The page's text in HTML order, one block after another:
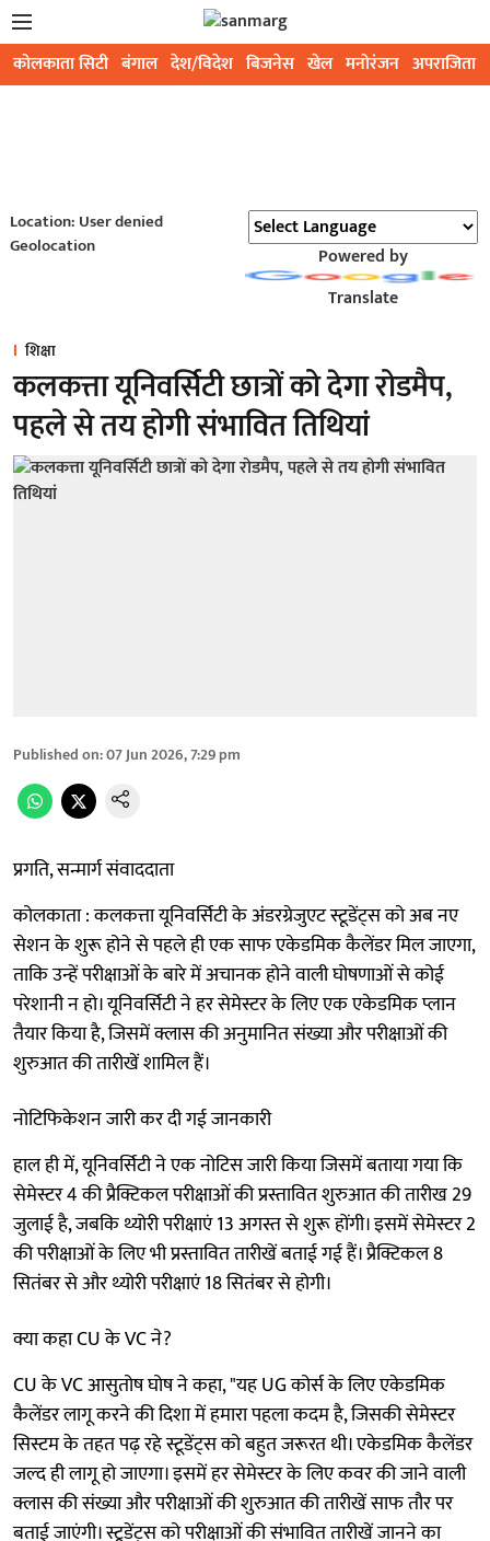
कोलकाता सिटी बंगाल देश/विदेश बिजनेस खेल मनोरंजन अपराजिता
Location: User denied
Geolocation
Powered by
Translate
शिक्षा
कलकत्ता यूनिवर्सिटी छात्रों को देगा रोडमैप,
पहले से तय होगी संभावित तिथियां
Published on:07 Jun 2026, 7:29 pm
प्रगति, सन्मार्ग संवाददाता
कोलकाता : कलकत्ता यूनिवर्सिटी के अंडरग्रेजुएट स्टूडेंट्स को अब नए
सेशन के शुरू होने से पहले ही एक साफ एकेडमिक कैलेंडर मिल जाएगा,
ताकि उन्हें परीक्षाओं के बारे में अचानक होने वाली घोषणाओं से कोई
परेशानी न हो। यूनिवर्सिटी ने हर सेमेस्टर के लिए एक एकेडमिक प्लान
तैयार किया है, जिसमें क्लास की अनुमानित संख्या और परीक्षाओं की
शुरुआत की तारीखें शामिल हैं।
नोटिफिकेशन जारी कर दी गई जानकारी
हाल ही में, यूनिवर्सिटी ने एक नोटिस जारी किया जिसमें बताया गया कि
सेमेस्टर 4 की प्रैक्टिकल परीक्षाओं की प्रस्तावित शुरुआत की तारीख 29
जुलाई है, जबकि थ्योरी परीक्षाएं 13 अगस्त से शुरू होंगी। इसमें सेमेस्टर 2
की परीक्षाओं के लिए भी प्रस्तावित तारीखें बताई गई हैं। प्रैक्टिकल 8
सितंबर से और थ्योरी परीक्षाएं 18 सितंबर से होगी।
क्या कहा CU के VC ने?
CU के VC आसुतोष घोष ने कहा, "यह UG कोर्स के लिए एकेडमिक
कैलेंडर लागू करने की दिशा में हमारा पहला कदम है, जिसकी सेमेस्टर
सिस्टम के तहत पढ़ रहे स्टूडेंट्स को बहुत जरूरत थी। एकेडमिक कैलेंडर
जल्द ही लागू हो जाएगा। इसमें हर सेमेस्टर के लिए कवर की जाने वाली
क्लास की संख्या और परीक्षाओं की शुरुआत की तारीखें साफ तौर पर
बताई जाएंगी। स्टूडेंट्स को परीक्षाओं की संभावित तारीखें जानने का